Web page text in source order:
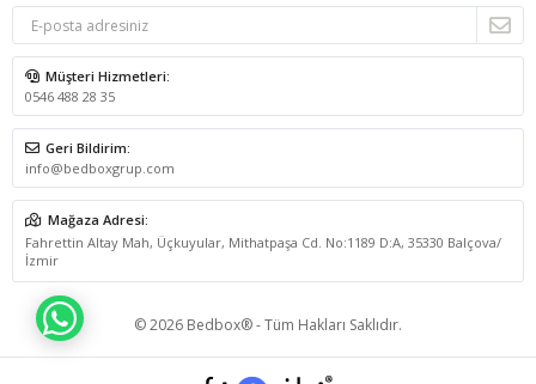
Müşteri Hizmetleri:
0546 488 28 35
Geri Bildirim:
info@bedboxgrup.com
Mağaza Adresi:
Fahrettin Altay Mah, Üçkuyular, Mithatpaşa Cd. No:1189 D:A, 35330 Balçova/
İzmir
© 2026 Bedbox® - Tüm Hakları Saklıdır.
WHATSAPP İLE BİLGİ AL